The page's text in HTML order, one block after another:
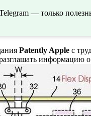
— только
Patently Apple с
информацию